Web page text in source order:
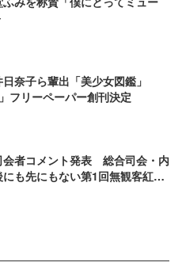
奈子ら輩出「美少女図鑑」
フリーペーパー創刊決定
会者コメント発表 総合司会・内
も先にもない第1回無観客紅白